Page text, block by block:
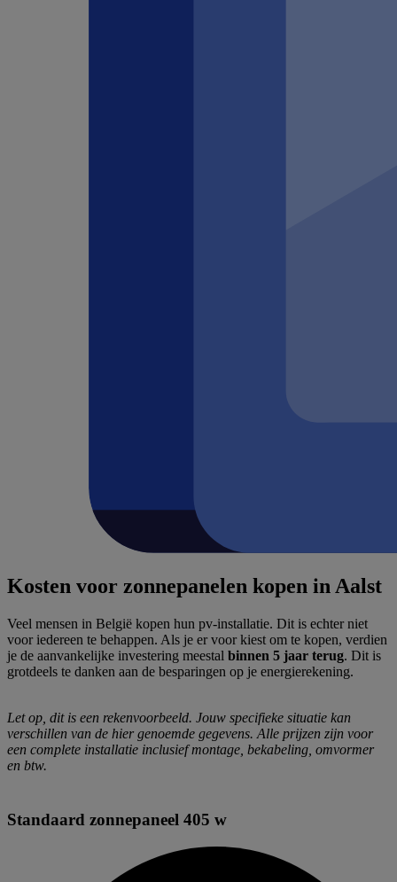
Kosten voor zonnepanelen kopen in Aalst
Veel mensen in België kopen hun pv-installatie. Dit is echter niet
voor iedereen te behappen. Als je er voor kiest om te kopen, verdien
je de aanvankelijke investering meestal binnen 5 jaar terug. Dit is
grotdeels te danken aan de besparingen op je energierekening.
Let op, dit is een rekenvoorbeeld. Jouw specifieke situatie kan
verschillen van de hier genoemde gegevens. Alle prijzen zijn voor
een complete installatie inclusief montage, bekabeling, omvormer
en btw.
Standaard zonnepaneel 405 w